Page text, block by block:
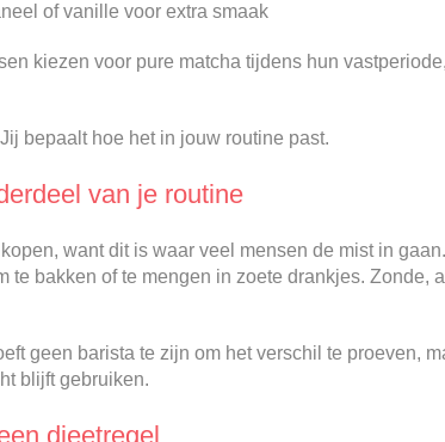
of vanille voor extra smaak
kiezen voor pure matcha tijdens hun
bepaalt hoe het in jouw routine past.
van je routine
want dit is waar veel mensen de mist in
te bakken of te mengen in zoete drankjes. Zonde,
geen barista te zijn om het verschil te proeven,
blijft gebruiken.
dieetregel